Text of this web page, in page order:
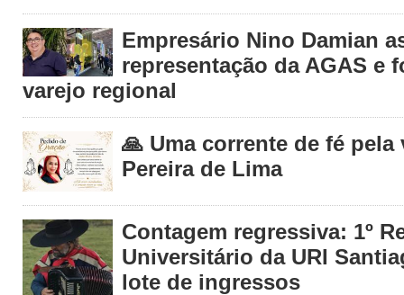
Empresário Nino Damian
representação da AGAS e
varejo regional
🙏 Uma corrente de fé pela
Pereira de Lima
Contagem regressiva: 1º
Universitário da URI
lote de ingressos